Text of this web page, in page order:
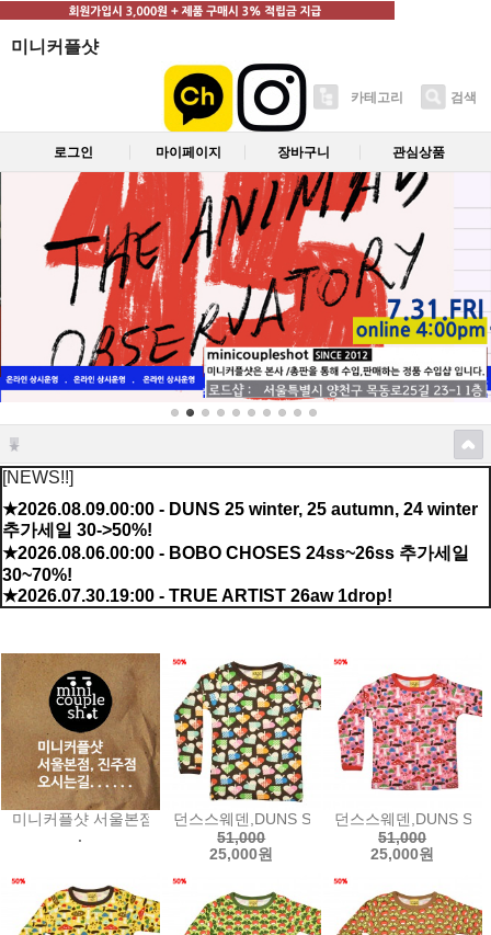
미니커플샷
카테고리 검색
로그인 마이페이지 장바구니 관심상품
[NEWS!!]
★2026.08.09.00:00 - DUNS 25 winter, 25 autumn, 24 winter
추가세일 30->50%!
★2026.08.06.00:00 - BOBO CHOSES 24ss~26ss 추가세일
30~70%!
★2026.07.30.19:00 - TRUE ARTIST 26aw 1drop!
신규 상품
미니커플샷 서울본점미니커플샷 진주점오시는길...
.
던스스웨덴,DUNS SWEDEN Long Sleeve
51,000
25,000원
던스스웨덴,DUNS
51,000
25,000원